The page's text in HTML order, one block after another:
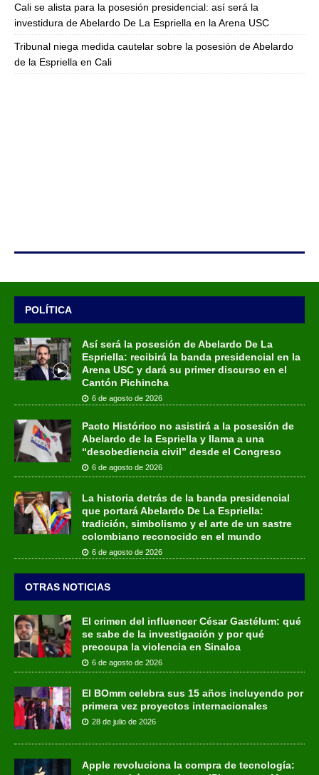
Cali se alista para la posesión presidencial: así será la
investidura de Abelardo De La Espriella en la Arena USC
Tribunal niega medida cautelar sobre la posesión de Abelardo
de la Espriella en Cali
POLÍTICA
Así será la posesión de Abelardo De La
Espriella: recibirá la banda presidencial en la
Arena USC y dará su primer discurso en el
Cantón Pichincha
6 de agosto de 2026
Pacto Histórico no asistirá a la posesión de
Abelardo de la Espriella y llama a una
“desobediencia civil” desde el Congreso
6 de agosto de 2026
La historia detrás de la banda presidencial
que portará Abelardo De La Espriella:
tradición, simbolismo y el arte de un sastre
colombiano reconocido en el mundo
6 de agosto de 2026
OTRAS NOTICIAS
El crimen del influencer César Gastélum: qué
se sabe de la investigación y por qué
preocupa la violencia en Sinaloa
6 de agosto de 2026
El BOmm celebra sus 15 años incluyendo por
primera vez proyectos internacionales
28 de julio de 2026
Apple revoluciona la compra de tecnología: